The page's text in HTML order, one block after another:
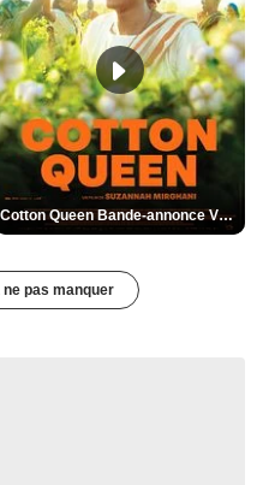
Cotton Queen Bande-annonce VO STFR
pas manquer